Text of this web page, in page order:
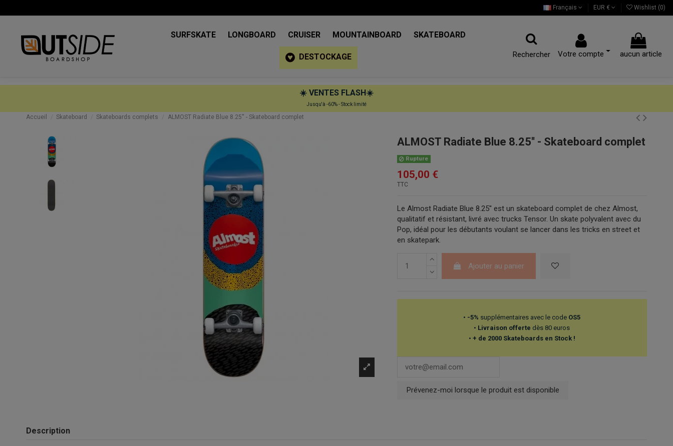
Français EUR € Wishlist (0)
SURFSKATE LONGBOARD CRUISER MOUNTAINBOARD SKATEBOARD
DESTOCKAGE Rechercher Votre compte aucun article
☀️ VENTES FLASH☀️
Jusqu'à -60% - Stock limité
Accueil Skateboard Skateboards complets ALMOST Radiate Blue 8.25'' - Skateboard complet
ALMOST Radiate Blue 8.25'' - Skateboard complet
Rupture
105,00 €
TTC
Le Almost Radiate Blue 8.25'' est un skateboard complet de chez Almost,
qualitatif et résistant, livré avec trucks Tensor. Un skate polyvalent avec du
Pop, idéal pour les débutants voulant se lancer dans les tricks en street et
en skatepark.
Ajouter au panier
• -5% supplémentaires avec le code OS5
• Livraison offerte dès 80 euros
• + de 2000 Skateboards en Stock !
Prévenez-moi lorsque le produit est disponible
Description